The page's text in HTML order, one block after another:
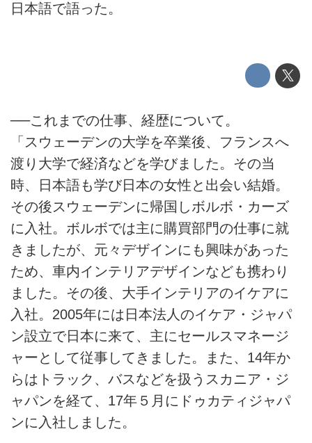
日本語で語った。
──これまでの仕事、経歴について。
「スウェーデンの大学を卒業後、フランスへ
渡り大学で経済などを学びました。その当
時、日本語も学び日本の女性と出会い結婚。
その後スウェーデンに帰国しボルボ・カーズ
に入社。ボルボでは主に購買部門の仕事に就
きましたが、元々デザインにも興味があった
ため、車内インテリアデザインなども携わり
ました。その後、大手インテリアのイケアに
入社。2005年には日本法人のイケア・ジャパ
ン設立で日本に来て、主にセールスマネージ
ャーとして従事してきました。また、14年か
らはトラック、バスなどを扱うスカニア・ジ
ャパンを経て、17年５月にドゥカティジャパ
ンに入社しました。